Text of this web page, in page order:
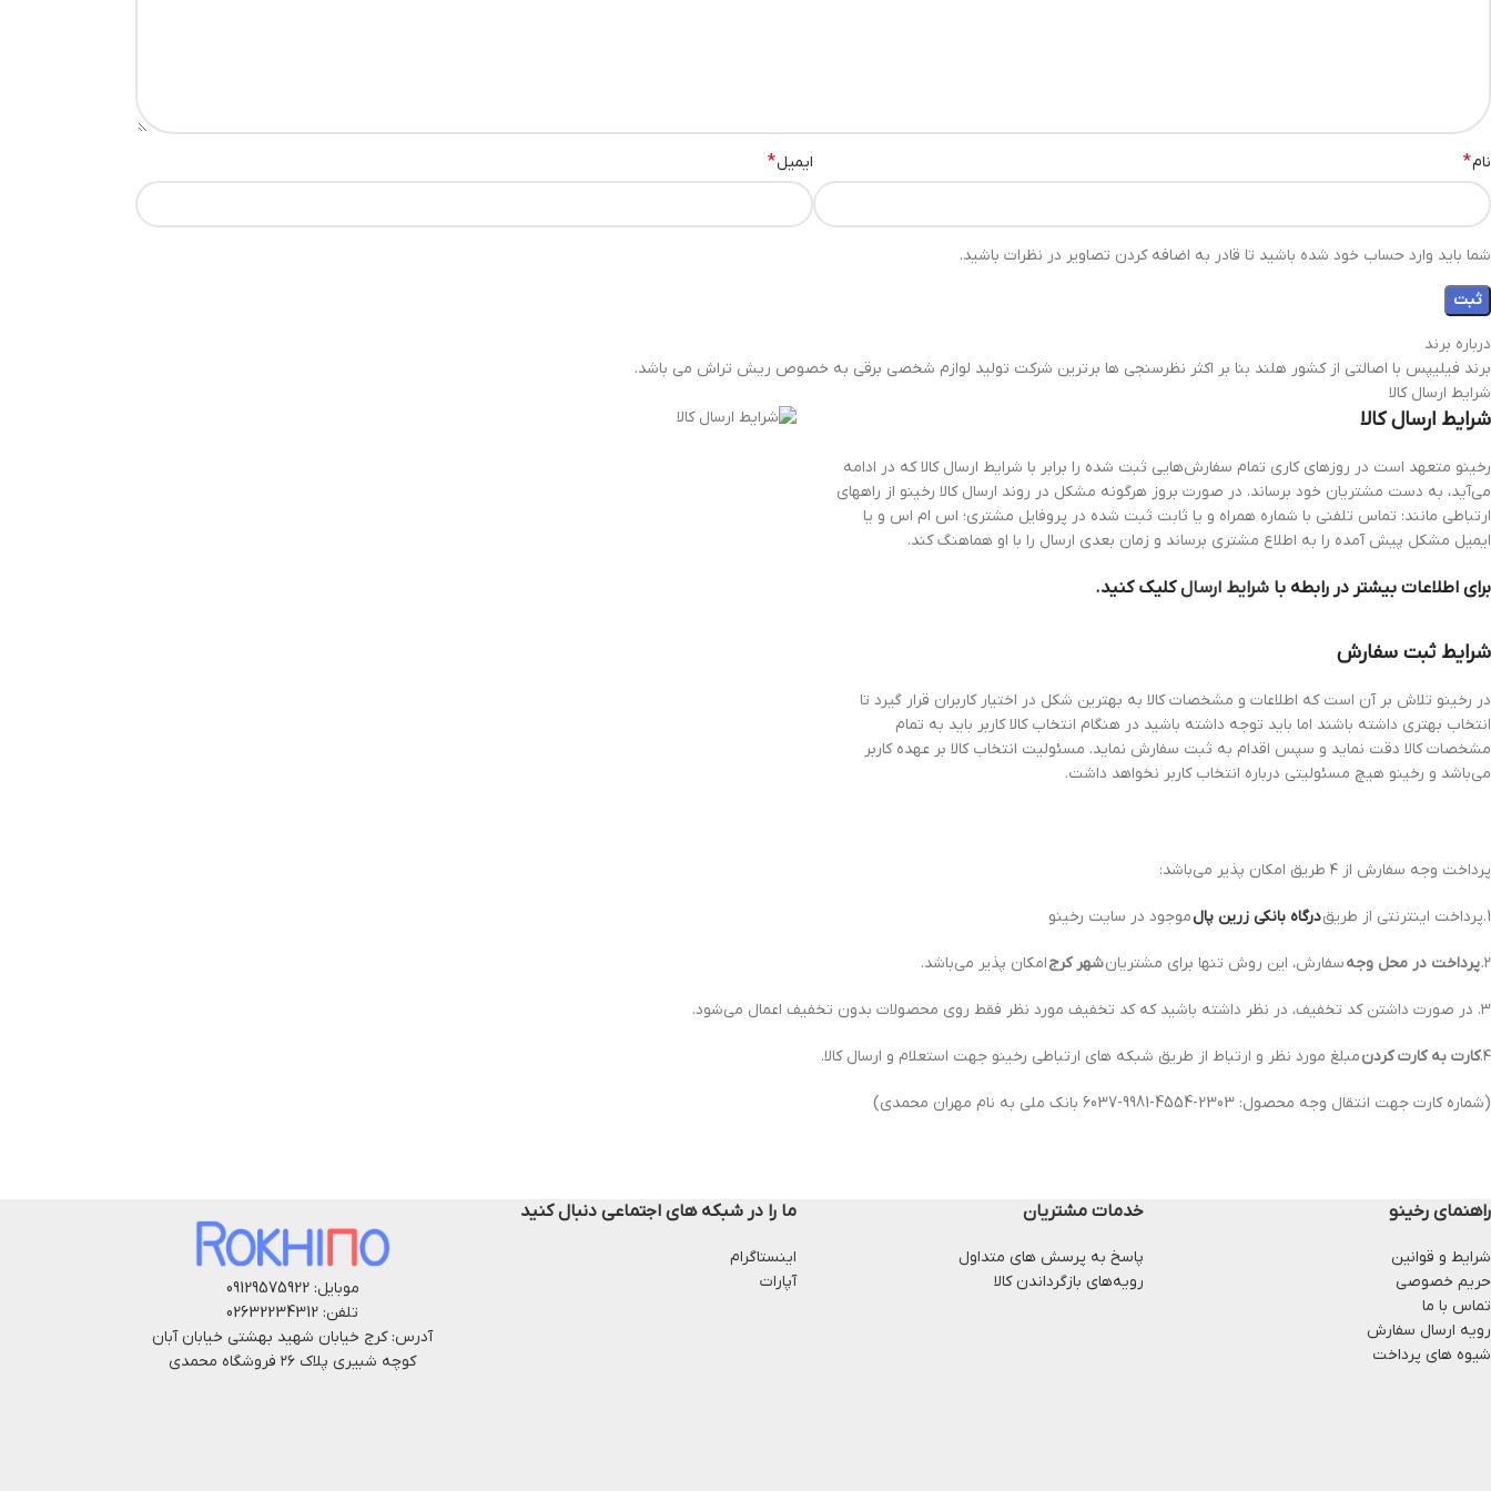
نام* ایمیل*
شما باید وارد حساب خود شده باشید تا قادر به اضافه کردن تصاویر در نظرات باشید.
درباره برند
برند فیلیپس با اصالتی از کشور هلند بنا بر اکثر نظرسنجی ها برترین شرکت تولید لوازم شخصی برقی به خصوص ریش تراش می باشد.
شرایط ارسال کالا
شرایط ارسال کالا
رخینو متعهد است در روزهای کاری تمام سفارش‌هایی ثبت شده را برابر با شرایط ارسال کالا که در ادامه
می‌آید، به دست مشتریان خود برساند. در صورت بروز هرگونه مشکل در روند ارسال کالا رخینو از راههای
ارتباطی مانند: تماس تلفنی با شماره همراه و یا ثابت ثبت شده در پروفایل مشتری؛ اس ام اس و یا
ایمیل مشکل پیش آمده را به اطلاع مشتری برساند و زمان بعدی ارسال را با او هماهنگ کند.
برای اطلاعات بیشتر در رابطه با شرایط ارسال کلیک کنید.
شرایط ثبت سفارش
در رخینو تلاش بر آن است که اطلاعات و مشخصات کالا به بهترین شکل در اختیار کاربران قرار گیرد تا
انتخاب بهتری داشته باشند اما باید توجه داشته باشید در هنگام انتخاب کالا کاربر باید به تمام
مشخصات کالا دقت نماید و سپس اقدام به ثبت سفارش نماید. مسئولیت انتخاب کالا بر عهده کاربر
می‌باشد و رخینو هیچ مسئولیتی درباره انتخاب کاربر نخواهد داشت.
پرداخت وجه سفارش از ۴ طریق امکان پذیر می‌باشد:
1.پرداخت اینترنتی از طریق درگاه‌ بانکی زرین پالموجود در سایت رخینو
۲. پرداخت در محل وجهسفارش، این روش تنها برای مشتریانشهر کرجامکان پذیر می‌باشد.
۳. در صورت داشتن کد تخفیف، در نظر داشته باشید که کد تخفیف مورد نظر فقط روی محصولات بدون تخفیف اعمال می‌شود.
۴.کارت به کارت کردنمبلغ مورد نظر و ارتباط از طریق شبکه های ارتباطی رخینو جهت استعلام و ارسال کالا.
(شماره کارت جهت انتقال وجه محصول: 2303-4554-9981-6037 بانک ملی به نام مهران محمدی)
راهنمای رخینو
شرایط و قوانین
حریم خصوصی
تماس با ما
رویه ارسال سفارش
شیوه های پرداخت
خدمات مشتریان
پاسخ به پرسش های متداول
رویه‌های بازگرداندن کالا
ما را در شبکه های اجتماعی دنبال کنید
اینستاگرام
آپارات
موبایل: 09129575922
تلفن: 02632234312
آدرس: کرج خیابان شهید بهشتی خیابان آبان
کوچه شبیری پلاک ۲۶ فروشگاه محمدی